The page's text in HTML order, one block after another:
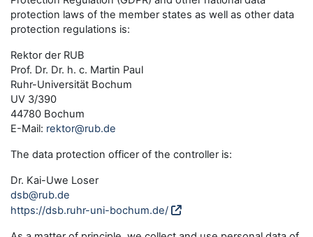
protection laws of the member states as well as other data
protection regulations is:
Rektor der RUB
Prof. Dr. Dr. h. c. Martin Paul
Ruhr-Universität Bochum
UV 3/390
44780 Bochum
E-Mail: rektor@rub.de
The data protection officer of the controller is:
Dr. Kai-Uwe Loser
dsb@rub.de
https://dsb.ruhr-uni-bochum.de/